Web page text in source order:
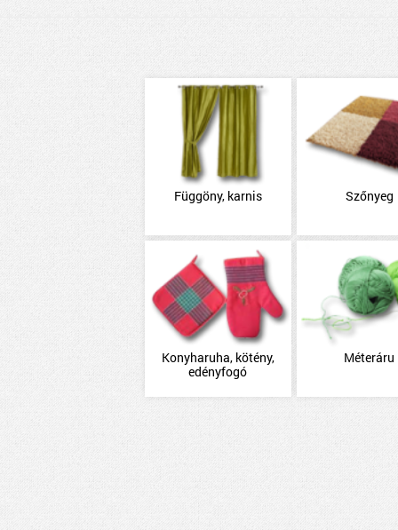
Függöny, karnis Szőnyeg
Konyharuha, kötény,
edényfogó
Méteráru